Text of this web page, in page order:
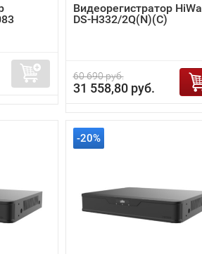
Видеорегистратор
DS-H332/2Q(N)(C)
60 690 руб.
31 558,80 руб.
-20%